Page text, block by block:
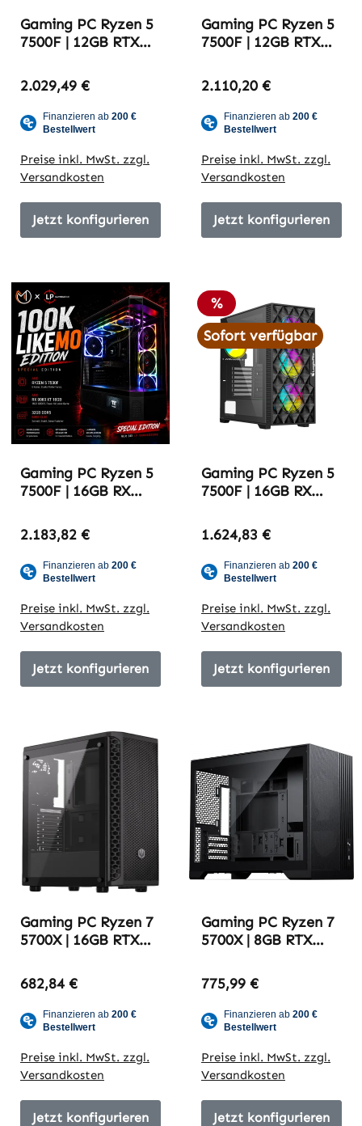
Gaming PC Ryzen 5
7500F | 12GB RTX
6000 | Try2709_yt
1,7K Edition
2.029,49 €
Preise inkl. MwSt. zzgl.
Versandkosten
Jetzt konfigurieren
Gaming PC Ryzen 5
7500F | 12GB RTX
6000 | White Edition
2.110,20 €
Preise inkl. MwSt. zzgl.
Versandkosten
Jetzt konfigurieren
Gaming PC Ryzen 5
7500F | 16GB RX
DDR5-6000 | 100K
LikeMo Edition
2.183,82 €
Preise inkl. MwSt. zzgl.
Versandkosten
Jetzt konfigurieren
Rabatt
%
Sofort verfügbar
Gaming PC Ryzen 5
7500F | 16GB RX
DDR5-6000 | Budget
Spezialist
1.624,83 €
Preise inkl. MwSt. zzgl.
Versandkosten
Jetzt konfigurieren
Gaming PC Ryzen 7
5700X | 16GB RTX
DDR4-3600
682,84 €
Preise inkl. MwSt. zzgl.
Versandkosten
Jetzt konfigurieren
Gaming PC Ryzen 7
5700X | 8GB RTX
3600 | Try2709_yt
1K Edition
775,99 €
Preise inkl. MwSt. zzgl.
Versandkosten
Jetzt konfigurieren